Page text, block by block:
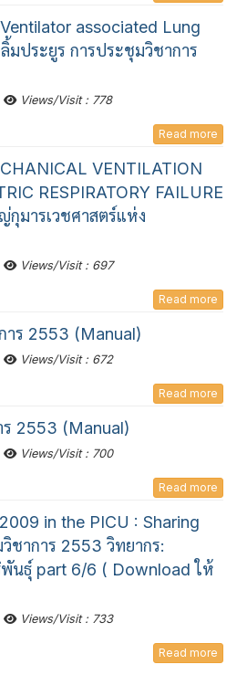
associated Lung
มประยูร การประชุมวิชาการ
Views/Visit : 778
Read more
VENTILATION
RESPIRATORY FAILURE
กุมารเวชศาสตร์แห่ง
Views/Visit : 697
Read more
าร 2553 (Manual)
Views/Visit : 672
Read more
ร 2553 (Manual)
Views/Visit : 700
Read more
in the PICU : Sharing
ชาการ 2553 วิทยากร:
นธุ์ part 6/6 ( Download ให้
Views/Visit : 733
Read more